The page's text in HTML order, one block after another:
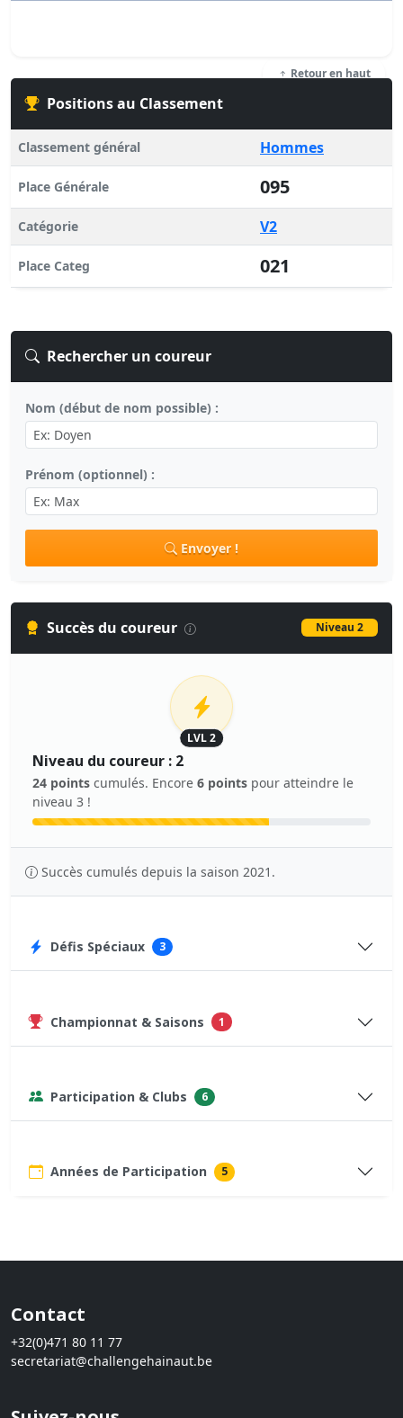
Retour en haut
Positions au Classement
Classement général Hommes
Place Générale 095
Catégorie V2
Place Categ 021
Rechercher un coureur
Nom (début de nom possible) :
Prénom (optionnel) :
Envoyer !
Succès du coureur Niveau 2
LVL 2
Niveau du coureur : 2
24 points cumulés. Encore 6 points pour atteindre le
niveau 3 !
Succès cumulés depuis la saison 2021.
Défis Spéciaux 3
Championnat & Saisons 1
Participation & Clubs 6
Années de Participation 5
Contact
+32(0)471 80 11 77
secretariat@challengehainaut.be